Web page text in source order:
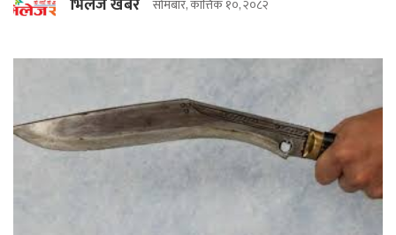
भिलेज खबर सोमबार, कात्तिक १०, २०८२